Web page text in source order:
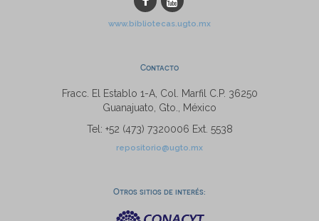
www.bibliotecas.ugto.mx
Contacto
Fracc. El Establo 1-A, Col. Marfil C.P. 36250
Guanajuato, Gto., México
Tel: +52 (473) 7320006 Ext. 5538
repositorio@ugto.mx
Otros sitios de interés: